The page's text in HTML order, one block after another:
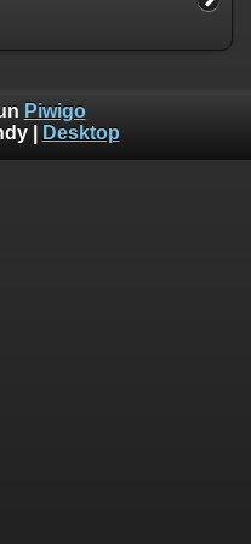
Piwigo
| Desktop